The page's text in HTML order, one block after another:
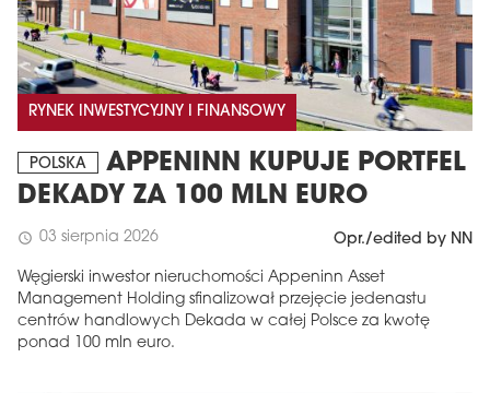
RYNEK INWESTYCYJNY I FINANSOWY
POLSKA
APPENINN KUPUJE PORTFEL
DEKADY ZA 100 MLN EURO
schedule 03 sierpnia 2026 Opr./edited by NN
Węgierski inwestor nieruchomości Appeninn Asset
Management Holding sfinalizował przejęcie jedenastu
centrów handlowych Dekada w całej Polsce za kwotę
ponad 100 mln euro.